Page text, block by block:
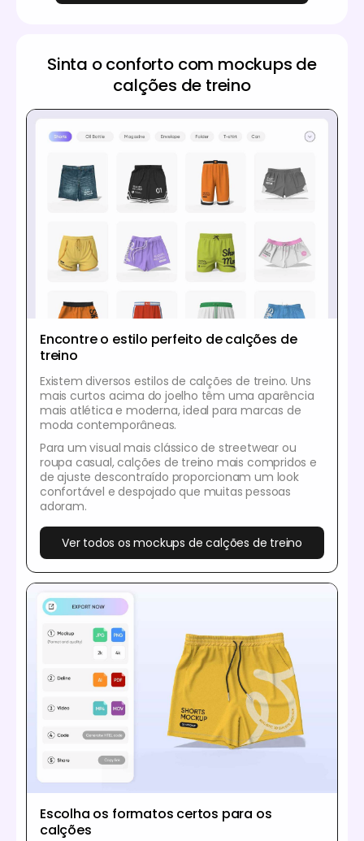
Sinta o conforto com mockups de
calções de treino
Encontre o estilo perfeito de calções de
treino
Existem diversos estilos de calções de treino. Uns
mais curtos acima do joelho têm uma aparência
mais atlética e moderna, ideal para marcas de
moda contemporâneas.
Para um visual mais clássico de streetwear ou
roupa casual, calções de treino mais compridos e
de ajuste descontraído proporcionam um look
confortável e despojado que muitas pessoas
adoram.
Ver todos os mockups de calções de treino
Escolha os formatos certos para os
calções